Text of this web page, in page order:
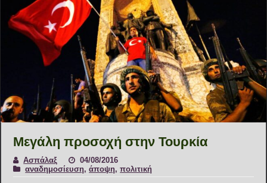
Μεγάλη προσοχή στην Τουρκία
Ασπάλαξ
04/08/2016
αναδημοσίευση,άποψη,πολιτική